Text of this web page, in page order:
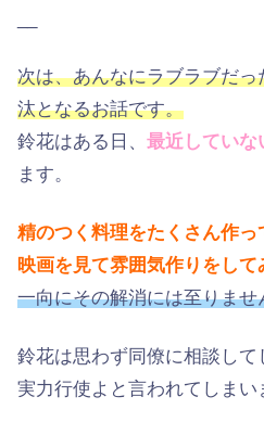
次は、あんなにラブラブだ
汰となるお話です。
鈴花はある日、 最近していな
ます。
精のつく料理をたくさん作っ
映画を見て雰囲気作りをして
一向にその解消には至りませ
鈴花は思わず同僚に相談して
実力行使よと言われてしまい